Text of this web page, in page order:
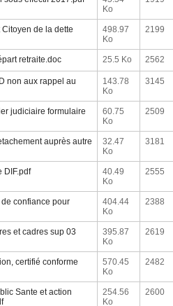
Ko
de la dette
498.97
Ko
2199
retraite.doc 25.5 Ko 2562
non aux rappel au
143.78
Ko
3145
judiciaire formulaire
60.75
Ko
2509
auprès autre
32.47
Ko
3181
DIF.pdf
40.49
Ko
2555
confiance pour
404.44
Ko
2388
et cadres sup 03
395.87
Ko
2619
certifié conforme
570.45
Ko
2482
Sante et action
254.56
Ko
2600